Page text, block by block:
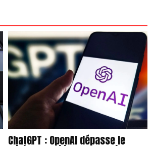
ChatGPT : OpenAI dépasse le